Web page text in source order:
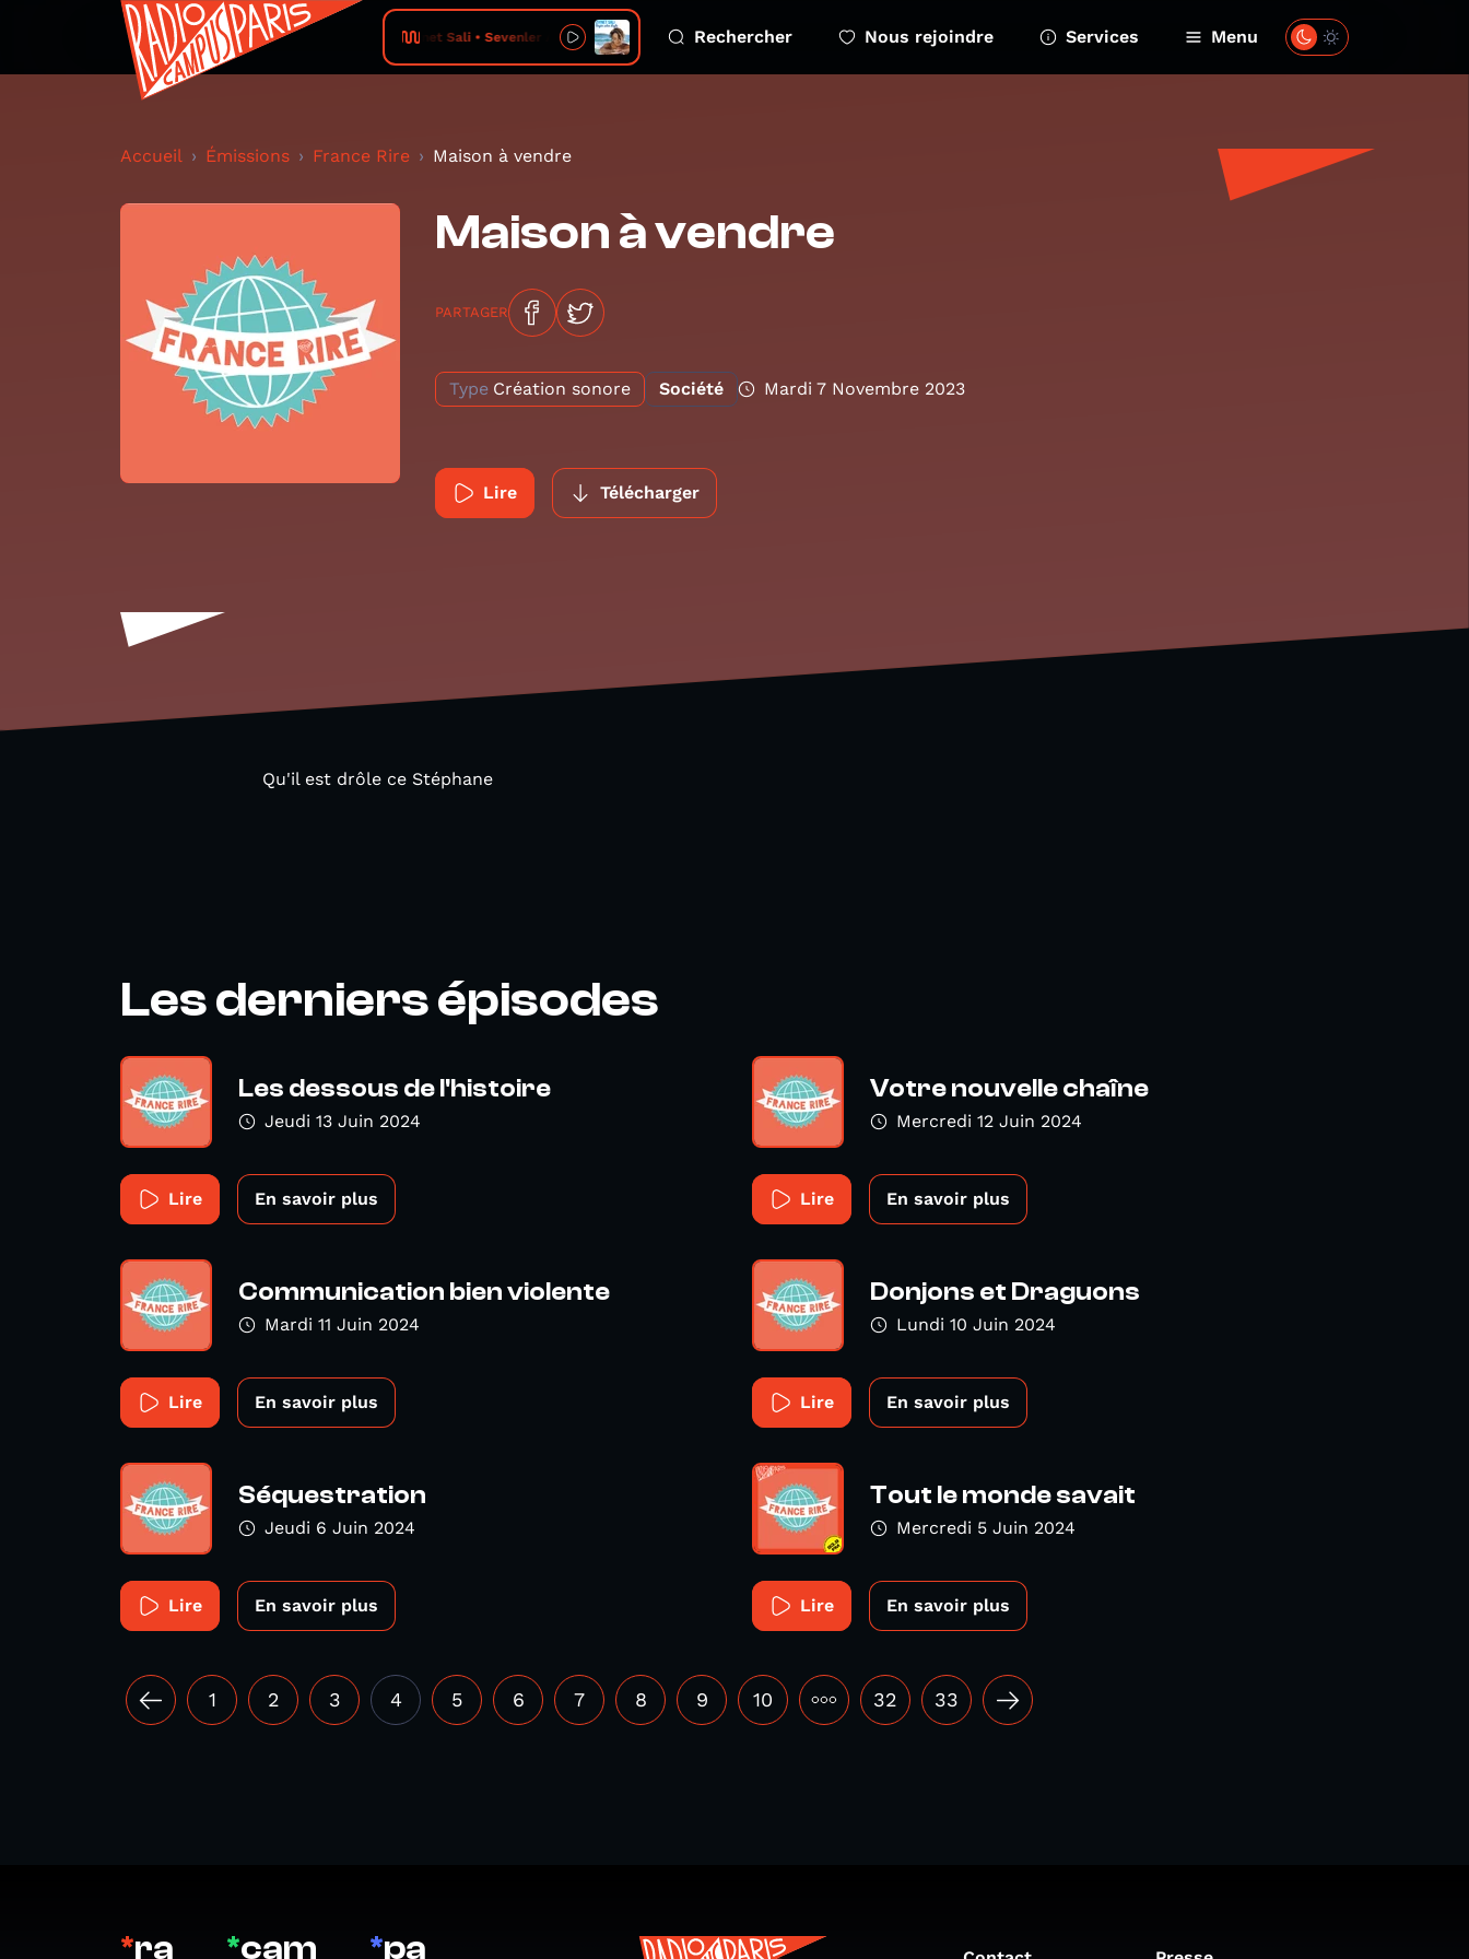
Ziynet Sali • Sevenler Ağlarmış - Live Rechercher Nous rejoindre Services Menu
Accueil Émissions France Rire Maison à vendre
Maison à vendre
PARTAGER
Type Création sonore Société Mardi 7 Novembre 2023
Lire Télécharger
Qu'il est drôle ce Stéphane
Les derniers épisodes
Les dessous de l'histoire
Jeudi 13 Juin 2024
Lire En savoir plus
Votre nouvelle chaîne
Mercredi 12 Juin 2024
Lire En savoir plus
Communication bien violente
Mardi 11 Juin 2024
Lire En savoir plus
Donjons et Draguons
Lundi 10 Juin 2024
Lire En savoir plus
Séquestration
Jeudi 6 Juin 2024
Lire En savoir plus
Tout le monde savait
Mercredi 5 Juin 2024
Lire En savoir plus
1 2 3 4 5 6 7 8 9 10 ••• 32 33
*ra *cam *pa